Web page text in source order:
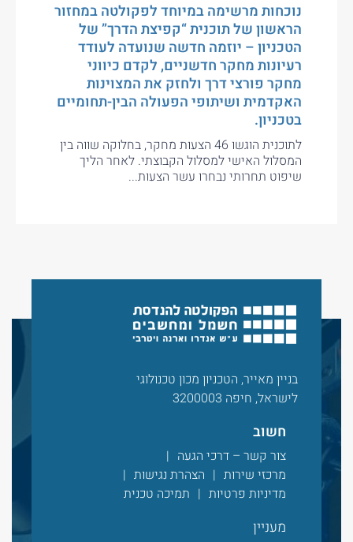
נוכחות מרשימה במיוחד לפקולטה במחזור
הראשון של תוכנית “קפיצת הדרך” של
הטכניון – יוזמה חדשה שנועדה לעודד
רעיונות מחקר חדשניים, לקדם כיווני
מחקר פורצי דרך ולחזק את המצוינות
האקדמית ושיתופי הפעולה הבין-תחומיים
בטכניון.
לתוכנית הוגשו 46 הצעות מחקר, בחלוקה שווה בין
המסלול האישי למסלול הקבוצתי. לאחר הליך
שיפוט תחרותי נבחרו עשר הצעות...
בניין מאייר, הטכניון מכון טכנולוגי
לישראל, חיפה 3200003
חשוב
צור קשר – דרכי הגעה
מרכזי שירות
הצהרת נגישות
מדיניות פרטיות
תמיכה טכנית
מעניין